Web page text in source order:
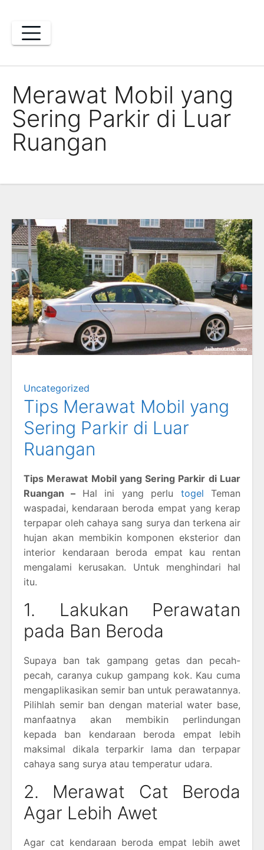
content
Merawat Mobil yang
Sering Parkir di Luar
Ruangan
Uncategorized
Tips Merawat Mobil yang
Sering Parkir di Luar
Ruangan
Tips Merawat Mobil yang Sering Parkir di Luar
Ruangan – Hal ini yang perlu togel Teman
waspadai, kendaraan beroda empat yang kerap
terpapar oleh cahaya sang surya dan terkena air
hujan akan membikin komponen eksterior dan
interior kendaraan beroda empat kau rentan
mengalami kerusakan. Untuk menghindari hal
itu.
1. Lakukan Perawatan
pada Ban Beroda
Supaya ban tak gampang getas dan pecah-
pecah, caranya cukup gampang kok. Kau cuma
mengaplikasikan semir ban untuk perawatannya.
Pilihlah semir ban dengan material water base,
manfaatnya akan membikin perlindungan
kepada ban kendaraan beroda empat lebih
maksimal dikala terparkir lama dan terpapar
cahaya sang surya atau temperatur udara.
2. Merawat Cat Beroda
Agar Lebih Awet
Agar cat kendaraan beroda empat lebih awet